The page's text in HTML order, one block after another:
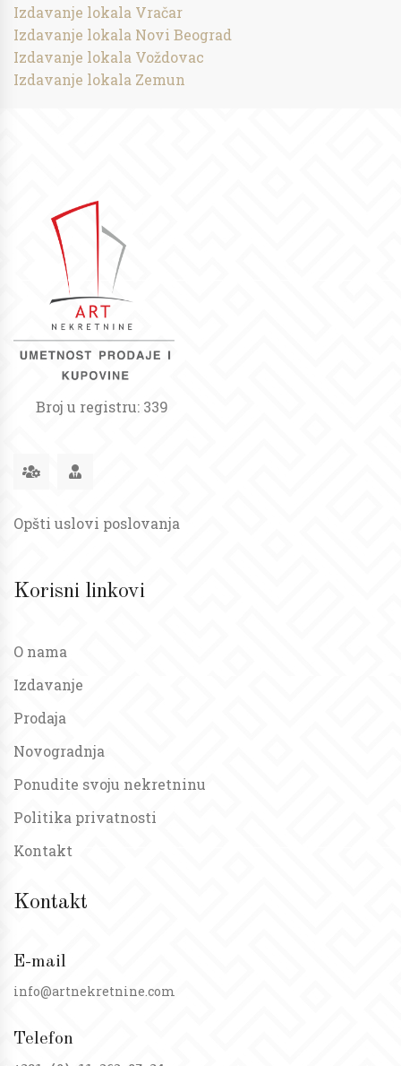
Izdavanje lokala Vračar
Izdavanje lokala Novi Beograd
Izdavanje lokala Voždovac
Izdavanje lokala Zemun
Broj u registru: 339
Opšti uslovi poslovanja
Korisni linkovi
O nama
Izdavanje
Prodaja
Novogradnja
Ponudite svoju nekretninu
Politika privatnosti
Kontakt
Kontakt
E-mail
info@artnekretnine.com
Telefon